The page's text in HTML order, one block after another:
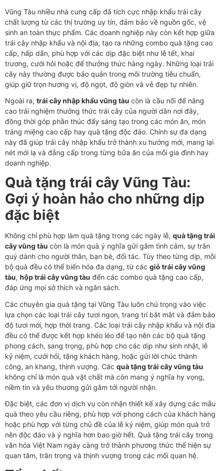
Vũng Tàu nhiều nhà cung cấp đã tích cực nhập khẩu trái cây
chất lượng từ các thị trường uy tín, đảm bảo về nguồn gốc, vệ
sinh an toàn thực phẩm. Các doanh nghiệp này còn kết hợp giữa
trái cây nhập khẩu và nội địa, tạo ra những combo quà tặng cao
cấp, hấp dẫn, phù hợp với các dịp đặc biệt như lễ tết, khai
trương, cưới hỏi hoặc để thưởng thức hàng ngày. Những loại trái
cây này thường được bảo quản trong môi trường tiêu chuẩn,
giúp giữ trọn hương vị, độ ngọt, độ giòn và vẻ đẹp tự nhiên.
Ngoài ra, trái cây nhập khẩu vũng tàu còn là cầu nối để nâng
cao trải nghiệm thưởng thức trái cây của người dân nơi đây,
đồng thời góp phần thúc đẩy sáng tạo trong các món ăn, món
tráng miệng cao cấp hay quà tặng độc đáo. Chính sự đa dạng
này đã giúp trái cây nhập khẩu trở thành xu hướng mới, mang lại
nét mới lạ và đẳng cấp trong từng bữa ăn của mỗi gia đình hay
doanh nghiệp.
Quà tặng trái cây Vũng Tàu:
Gợi ý hoàn hảo cho những dịp
đặc biệt
Không chỉ phù hợp làm quà tặng trong các ngày lễ, quà tặng trái
cây vũng tàu còn là món quà ý nghĩa gửi gắm tình cảm, sự trân
quý dành cho người thân, bạn bè, đối tác. Tùy theo từng dịp, mỗi
bộ quà đều có thể biến hóa đa dạng, từ các giỏ trái cây vũng
tàu, hộp trái cây vũng tàu đến các combo quà tặng cao cấp,
đáp ứng mọi sở thích và ngân sách.
Các chuyên gia quà tặng tại Vũng Tàu luôn chú trọng vào việc
lựa chọn các loại trái cây tươi ngon, trang trí bắt mắt và đảm bảo
độ tươi mới, hợp thời trang. Các loại trái cây nhập khẩu và nội địa
đều có thể được kết hợp khéo léo để tạo nên các bộ quà tặng
phong cách, sang trọng, phù hợp cho các dịp như sinh nhật, lễ
kỷ niệm, cưới hỏi, tặng khách hàng, hoặc gửi lời chúc thành
công, an khang, thịnh vượng. Các quà tặng trái cây vũng tàu
không chỉ là món quà vật chất mà còn mang ý nghĩa hy vọng,
niềm tin và yêu thương gửi gắm tới người nhận.
Đặc biệt, các đơn vị dịch vụ còn nhận thiết kế xây dựng các mẫu
quà theo yêu cầu riêng, phù hợp với phong cách của khách hàng
hoặc phù hợp với từng chủ đề của lễ kỷ niệm, giúp món quà trở
nên độc đáo và ý nghĩa hơn bao giờ hết. Quà tặng trái cây trong
văn hóa Việt Nam ngày càng trở thành phương thức thể hiện sự
quan tâm, trân trọng và thịnh vượng trong các mối quan hệ.